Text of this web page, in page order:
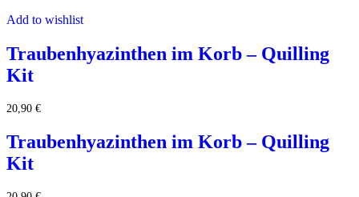
Add to wishlist
Traubenhyazinthen im Korb – Quilling
Kit
20,90 €
Traubenhyazinthen im Korb – Quilling
Kit